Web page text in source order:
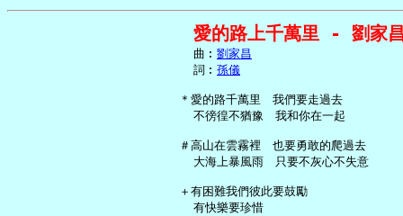
愛的路上千萬里 - 劉家
     曲︰
劉家昌
     詞︰
孫儀
   ＊愛的路千萬里　我們要走過去
     不徬徨不猶豫　我和你在一起
   ＃高山在雲霧裡　也要勇敢的爬過去
     大海上暴風雨　只要不灰心不失意
   ＋有困難我們彼此要鼓勵
     有快樂要珍惜